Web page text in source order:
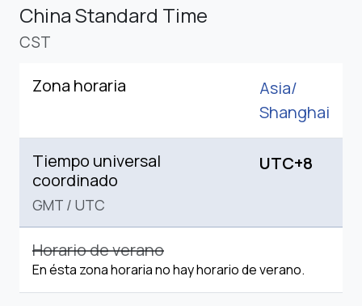
China Standard Time
CST
Zona horaria
Asia/
Shanghai
Tiempo universal
coordinado
GMT / UTC
UTC+8
Horario de verano
En ésta zona horaria no hay horario de verano.